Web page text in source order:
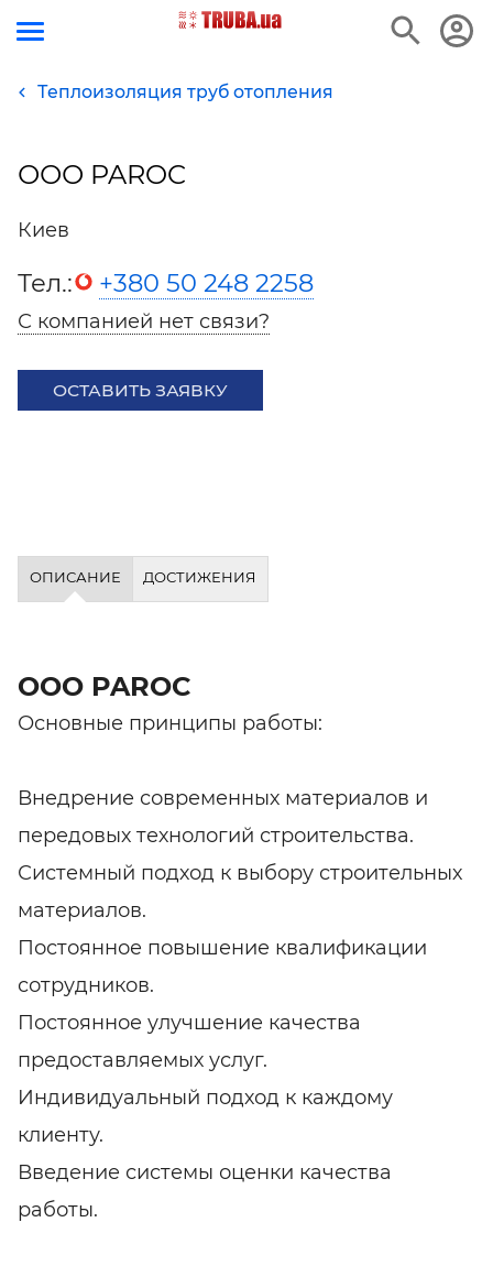
Теплоизоляция труб отопления
ООО PAROC
Киев
Тел.: +380 50 248 2258
С компанией нет связи?
ОСТАВИТЬ ЗАЯВКУ
ОПИСАНИЕ ДОСТИЖЕНИЯ
ООО PAROC
Основные принципы работы:
Внедрение современных материалов и
передовых технологий строительства.
Системный подход к выбору строительных
материалов.
Постоянное повышение квалификации
сотрудников.
Постоянное улучшение качества
предоставляемых услуг.
Индивидуальный подход к каждому
клиенту.
Введение системы оценки качества
работы.